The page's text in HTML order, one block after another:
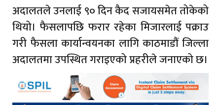
अदालतले उनलाई ९० दिन कैद सजायसमेत तोकेको
थियो। फैसलापछि फरार रहेका मिजारलाई पक्राउ
गरी फैसला कार्यान्वयनका लागि काठमाडौं जिल्ला
अदालतमा उपस्थित गराइएको प्रहरीले जनाएको छ।